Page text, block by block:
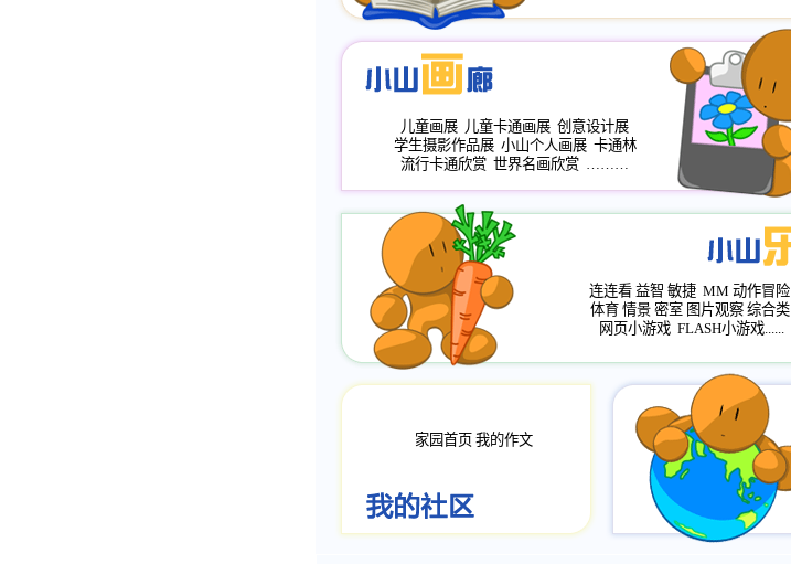
儿童画展 儿童卡通画展 创意设计展
学生摄影作品展 小山个人画展 卡通林
流行卡通欣赏 世界名画欣赏 ………
连连看 益智 敏捷 MM 动作冒险
体育 情景 密室 图片观察 综合类
网页小游戏 FLASH小游戏......
家园首页 我的作文